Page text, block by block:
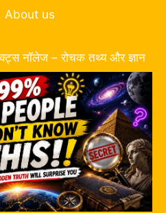
About us
नॉलेज – रोचक तथ्य और ज्ञान